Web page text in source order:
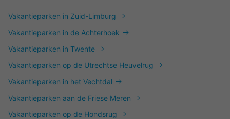
Vakantieparken in Zuid-Limburg
Vakantieparken in de Achterhoek
Vakantieparken in Twente
Vakantieparken op de Utrechtse Heuvelrug
Vakantieparken in het Vechtdal
Vakantieparken aan de Friese Meren
Vakantieparken op de Hondsrug